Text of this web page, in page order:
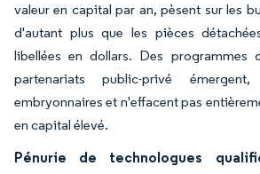
valeur en capital par an, pèsent sur les
d'autant plus que les pièces
libellées en dollars. Des programmes
partenariats public-privé
embryonnaires et n'effacent pas
en capital élevé.
Pénurie de technologues